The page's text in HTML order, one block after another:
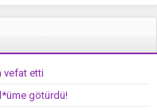
vefat etti
götürdü!